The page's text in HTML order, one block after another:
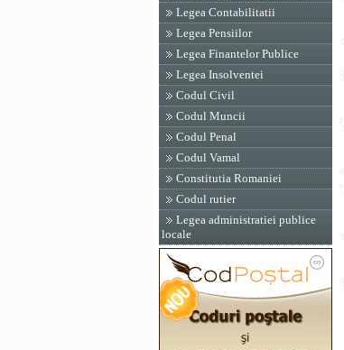
Legea Contabilitatii
Legea Pensiilor
Legea Finantelor Publice
Legea Insolventei
Codul Civil
Codul Muncii
Codul Penal
Codul Vamal
Constitutia Romaniei
Codul rutier
Legea administratiei publice
locale